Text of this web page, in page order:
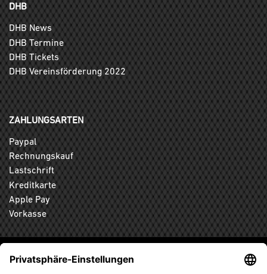
DHB
DHB News
DHB Termine
DHB Tickets
DHB Vereinsförderung 2022
ZAHLUNGSARTEN
Paypal
Rechnungskauf
Lastschrift
Kreditkarte
Apple Pay
Vorkasse
ABONNIEREN SIE DEN KOSTENLOSEN DHB-FANSHOP
NEWSLETTER UND VERPASSEN SIE KEINE NEUIGKEIT ODER